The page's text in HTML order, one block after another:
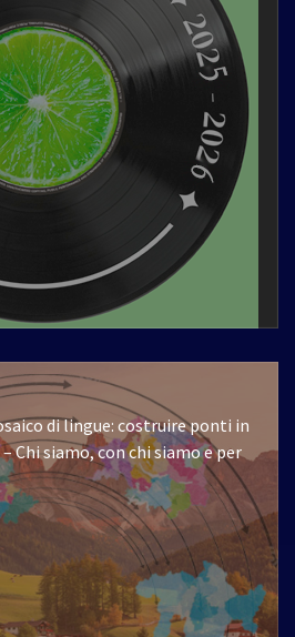
di lingue: costruire ponti in
Chi siamo, con chi siamo e per